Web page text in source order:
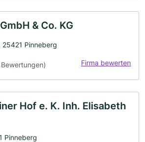
& Co. KG
25421 Pinneberg
Firma bewerten
Hof e. K. Inh. Elisabeth
Pinneberg